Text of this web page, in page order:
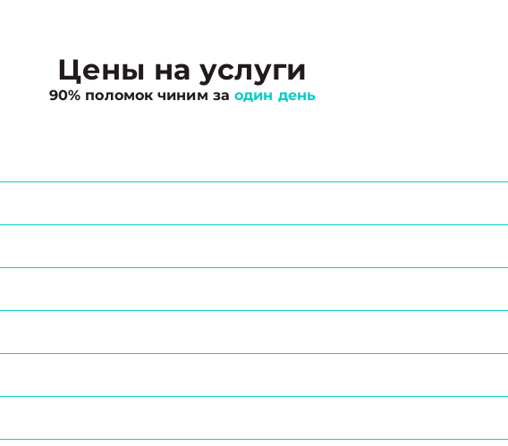
Цены на услуги
90% поломок чиним заодин день